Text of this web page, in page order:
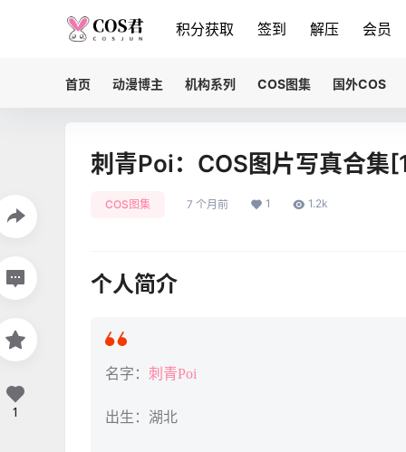
积分获取 签到 解压 会员
首页 动漫博主 机构系列 COS图集 国外COS
刺青Poi：COS图片写真合集
COS图集 7 个月前 1 1.2k
个人简介
名字： 刺青Poi
出生：湖北
1